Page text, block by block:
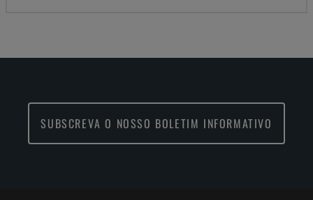
SUBSCREVA O NOSSO BOLETIM INFORMATIVO